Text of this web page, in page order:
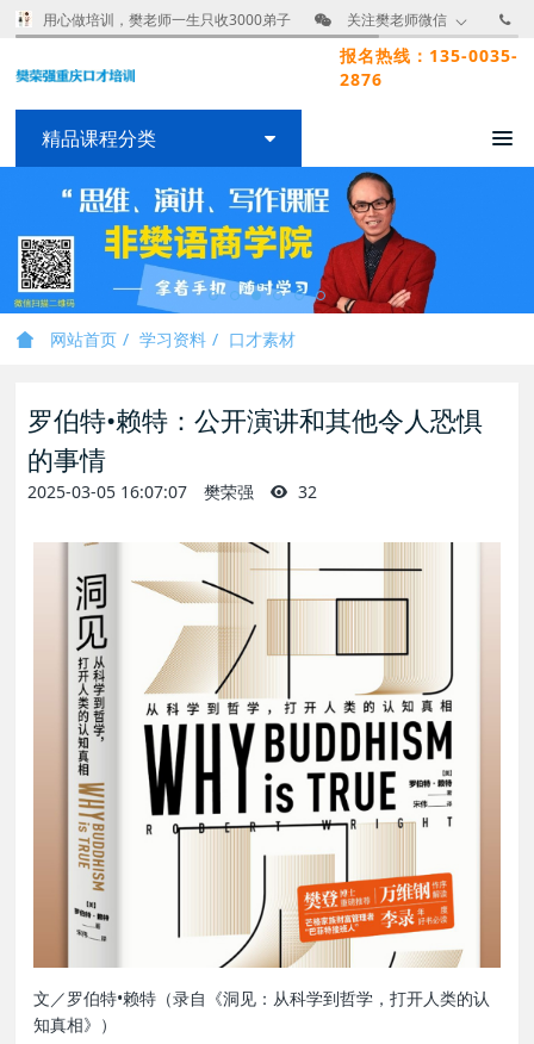
用心做培训，樊老师一生只收3000弟子 关注樊老师微信
报名热线：135-0035-
2876
精品课程分类
网站首页 学习资料 口才素材
罗伯特•赖特：公开演讲和其他令人恐惧
的事情
2025-03-05 16:07:07 樊荣强 32
文／罗伯特•赖特（录自《洞见：从科学到哲学，打开人类的认
知真相》）